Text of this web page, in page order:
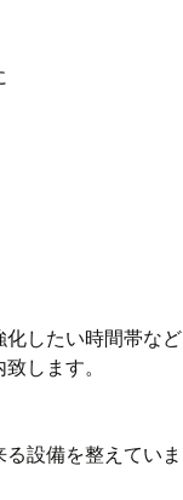
したい時間帯など
します。
設備を整えていま